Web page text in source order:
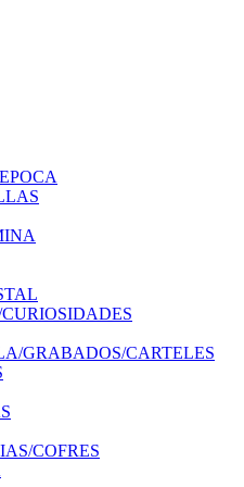
GRABADOS/CARTELES
COFRES